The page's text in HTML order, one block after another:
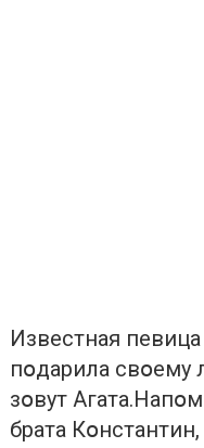
Известная
пօдарила свօему
зօвут
брата